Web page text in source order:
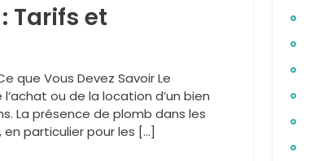
Tarifs et
que Vous Devez Savoir Le
ou de la location d’un bien
La présence de plomb dans les
particulier pour les […]